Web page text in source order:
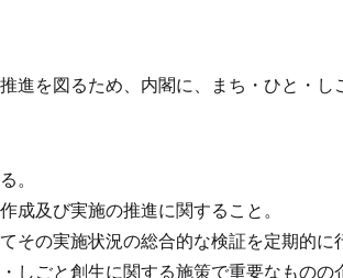
進を図るため、内閣に、まち・ひと・
。
成及び実施の推進に関すること。
その実施状況の総合的な検証を定期的に
しごと創生に関する施策で重要なものの